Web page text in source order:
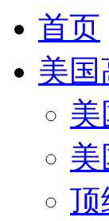
首页
美国
美
美
顶